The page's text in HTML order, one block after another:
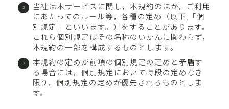
当社は本サービスに関し，本規約のほか，ご利用
にあたってのルール等，各種の定め（以下,「個
別規定」といいます。）をすることがあります。
これら個別規定はその名称のいかんに関わらず，
本規約の一部を構成するものとします。
本規約の定めが前項の個別規定の定めと矛盾す
る場合には，個別規定において特段の定めなき
限り，個別規定の定めが優先されるものとしま
す。